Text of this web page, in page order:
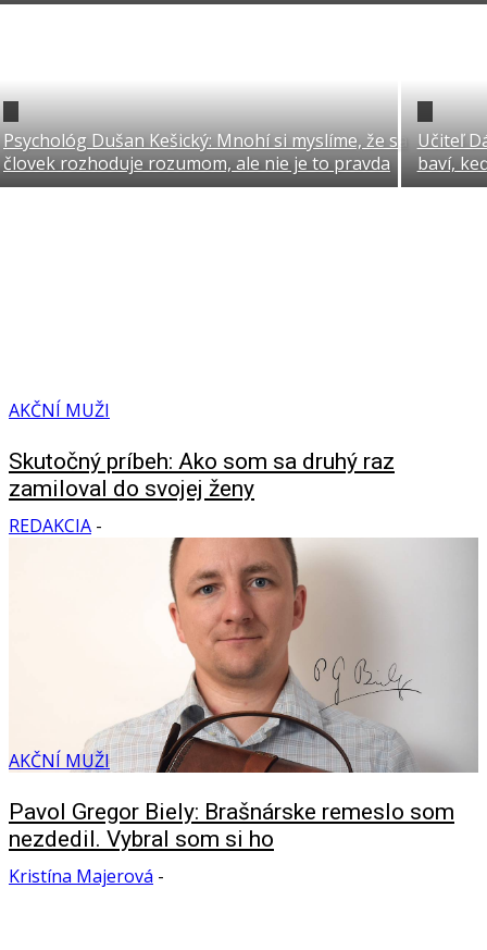
Psychológ Dušan Kešický: Mnohí si myslíme, že sa
človek rozhoduje rozumom, ale nie je to pravda
Učiteľ
baví,
AKČNÍ MUŽI
Skutočný príbeh: Ako som sa druhý raz
zamiloval do svojej ženy
REDAKCIA -
AKČNÍ MUŽI
Pavol Gregor Biely: Brašnárske remeslo som
nezdedil. Vybral som si ho
Kristína Majerová -